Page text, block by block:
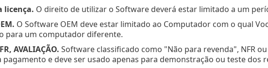
licença. O direito de utilizar o Software deverá estar limitado a um
O Software OEM deve estar limitado ao Computador com o qual
para um computador diferente.
AVALIAÇÃO. Software classificado como "Não para revenda", NFR ou
e deve ser usado apenas para demonstração ou teste dos